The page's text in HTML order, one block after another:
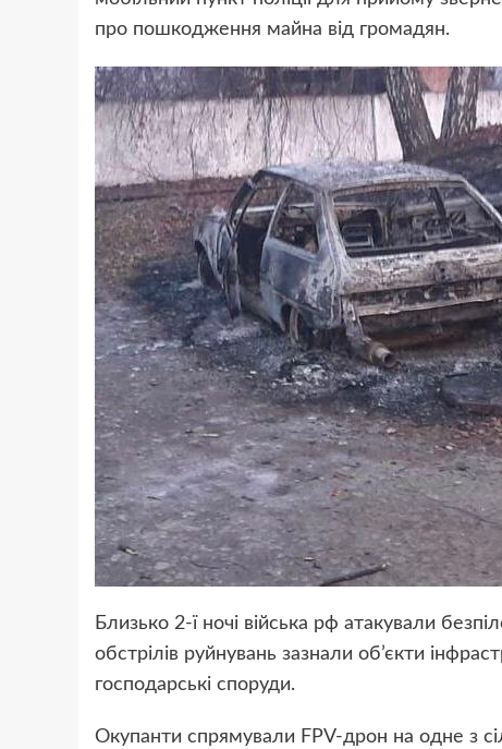
про пошкодження майна від громадян.
Близько 2-ї ночі війська рф атакували
обстрілів руйнувань зазнали об’єкти
господарські споруди.
Окупанти спрямували FPV-дрон на одне з